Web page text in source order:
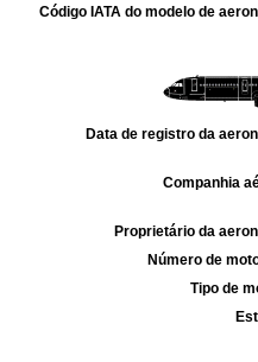
Código IATA do modelo de
Data de registro da
Companhia
Proprietário da
Número de
Tipo de